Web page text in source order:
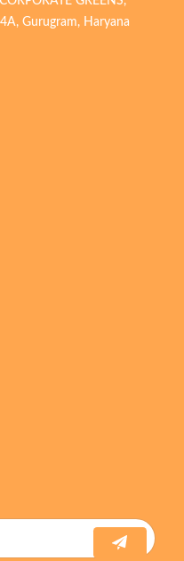
Gurugram, Haryana